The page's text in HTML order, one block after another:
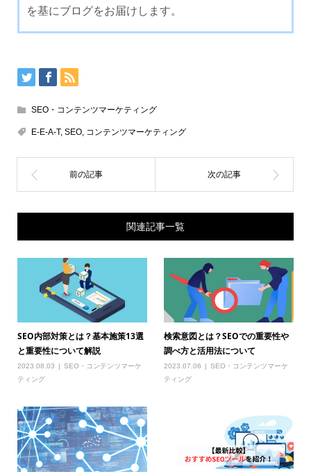
を基にブログをお届けします。
SEO・コンテンツマーケティング
E-E-A-T, SEO, コンテンツマーケティング
関連記事一覧
SEO内部対策とは？基本施策13選
と重要性について解説
2023.08.03
SEO・コンテンツマーケ
ティング
検索意図とは？SEOでの重要性や
調べ方と活用法について
2023.07.06
SEO・コンテンツマーケ
ティング